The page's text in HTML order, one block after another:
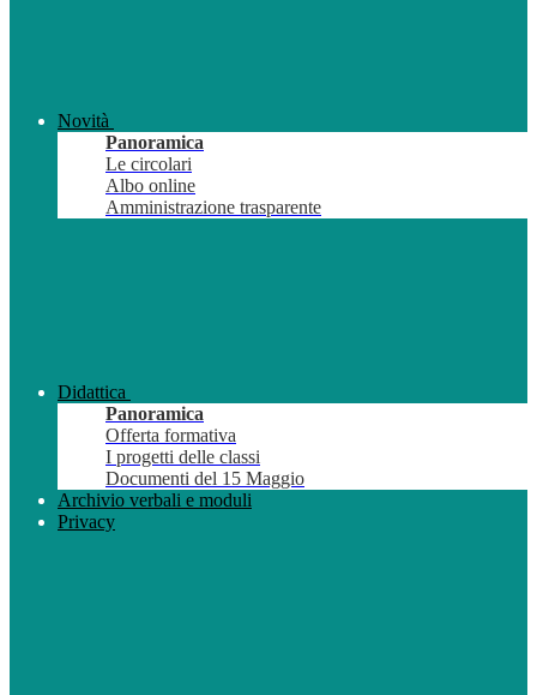
Novità
Panoramica
Le circolari
Albo online
Amministrazione trasparente
Didattica
Panoramica
Offerta formativa
I progetti delle classi
Documenti del 15 Maggio
Archivio verbali e moduli
Privacy